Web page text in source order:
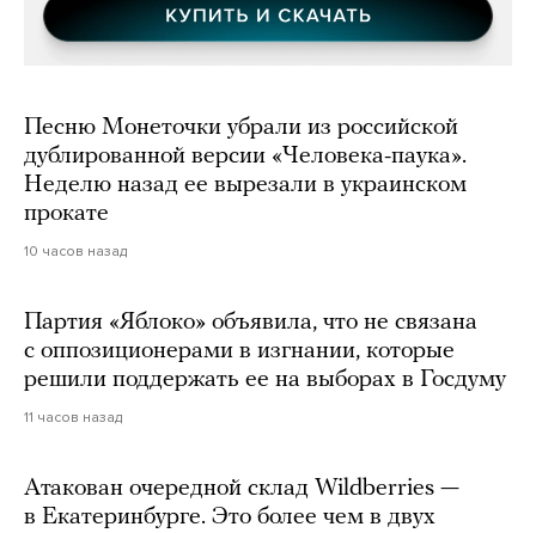
Песню Монеточки убрали из российской
дублированной версии «Человека-паука».
Неделю назад ее вырезали в украинском
прокате
10 часов назад
Партия «Яблоко» объявила, что не связана
с оппозиционерами в изгнании, которые
решили поддержать ее на выборах в Госдуму
11 часов назад
Атакован очередной склад Wildberries —
в Екатеринбурге. Это более чем в двух